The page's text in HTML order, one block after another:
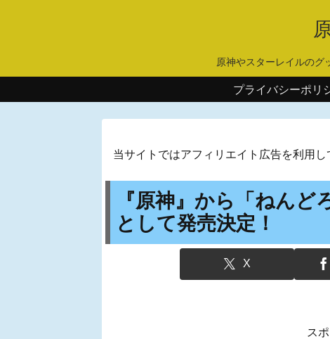
原神やスターレイルのグ
プライバシーポリ
当サイトではアフィリエイト広告を利用し
『原神』から「ねんど
として発売決定！
X
ス